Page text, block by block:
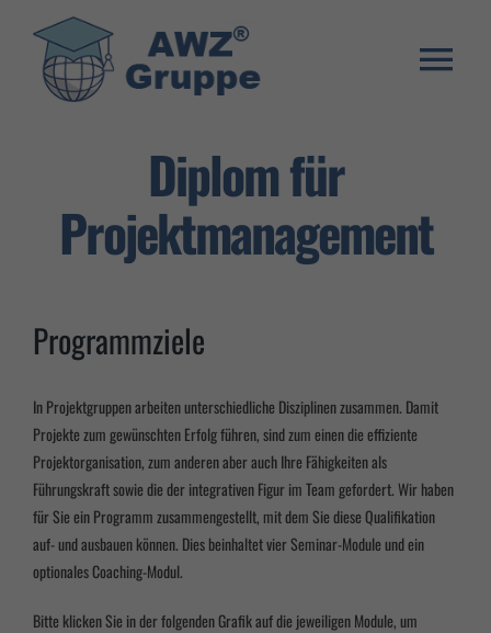
springen
Stellenangebote
Franchise System
Diplom für
Projektmanagement
Programmziele
In Projektgruppen arbeiten unterschiedliche Disziplinen zusammen. Damit
Projekte zum gewünschten Erfolg führen, sind zum einen die effiziente
Projektorganisation, zum anderen aber auch Ihre Fähigkeiten als
Führungskraft sowie die der integrativen Figur im Team gefordert. Wir haben
für Sie ein Programm zusammengestellt, mit dem Sie diese Qualifikation
auf- und ausbauen können. Dies beinhaltet vier Seminar-Module und ein
optionales Coaching-Modul.
Bitte klicken Sie in der folgenden Grafik auf die jeweiligen Module, um